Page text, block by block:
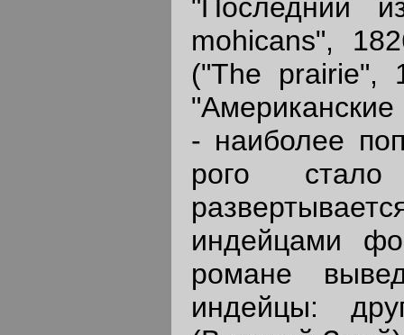
"Последний
mohicans",
("The prairie",
- наиболее
рого стало
индейцами
романе
индейцы: